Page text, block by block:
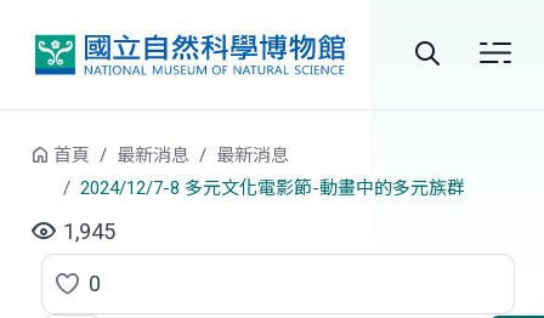
搜
首頁 最新消息
最新消息
2024/12/7-8 多元文化電影節-動畫中的多元族群
1,945
點
0